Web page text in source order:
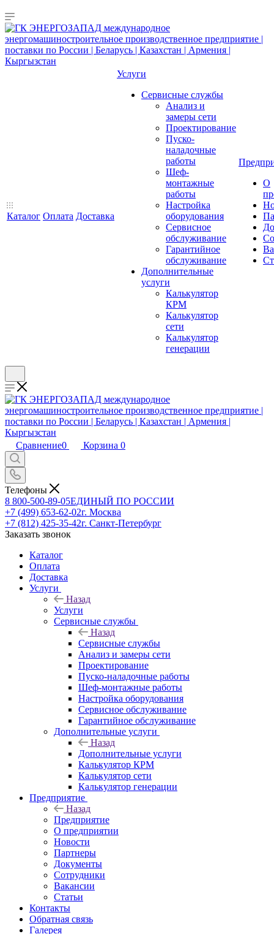
Каталог Оплата Доставка
Услуги
Сервисные службы
Анализ и
замеры сети
Проектирование
Пуско-
наладочные
работы
Шеф-
монтажные
работы
Настройка
оборудования
Сервисное
обслуживание
Гарантийное
обслуживание
Дополнительные
услуги
Калькулятор
КРМ
Калькулятор
сети
Калькулятор
генерации
О
Сравнение0 Корзина 0
Телефоны
8 800-500-89-05ЕДИНЫЙ ПО РОССИИ
+7 (499) 653-62-02г. Москва
+7 (812) 425-35-42г. Санкт-Петербург
Заказать звонок
Каталог
Оплата
Доставка
Услуги
Назад
Услуги
Сервисные службы
Назад
Сервисные службы
Анализ и замеры сети
Проектирование
Пуско-наладочные работы
Шеф-монтажные работы
Настройка оборудования
Сервисное обслуживание
Гарантийное обслуживание
Дополнительные услуги
Назад
Дополнительные услуги
Калькулятор КРМ
Калькулятор сети
Калькулятор генерации
Предприятие
Назад
Предприятие
О предприятии
Новости
Партнеры
Документы
Сотрудники
Вакансии
Статьи
Контакты
Обратная связь
Галерея